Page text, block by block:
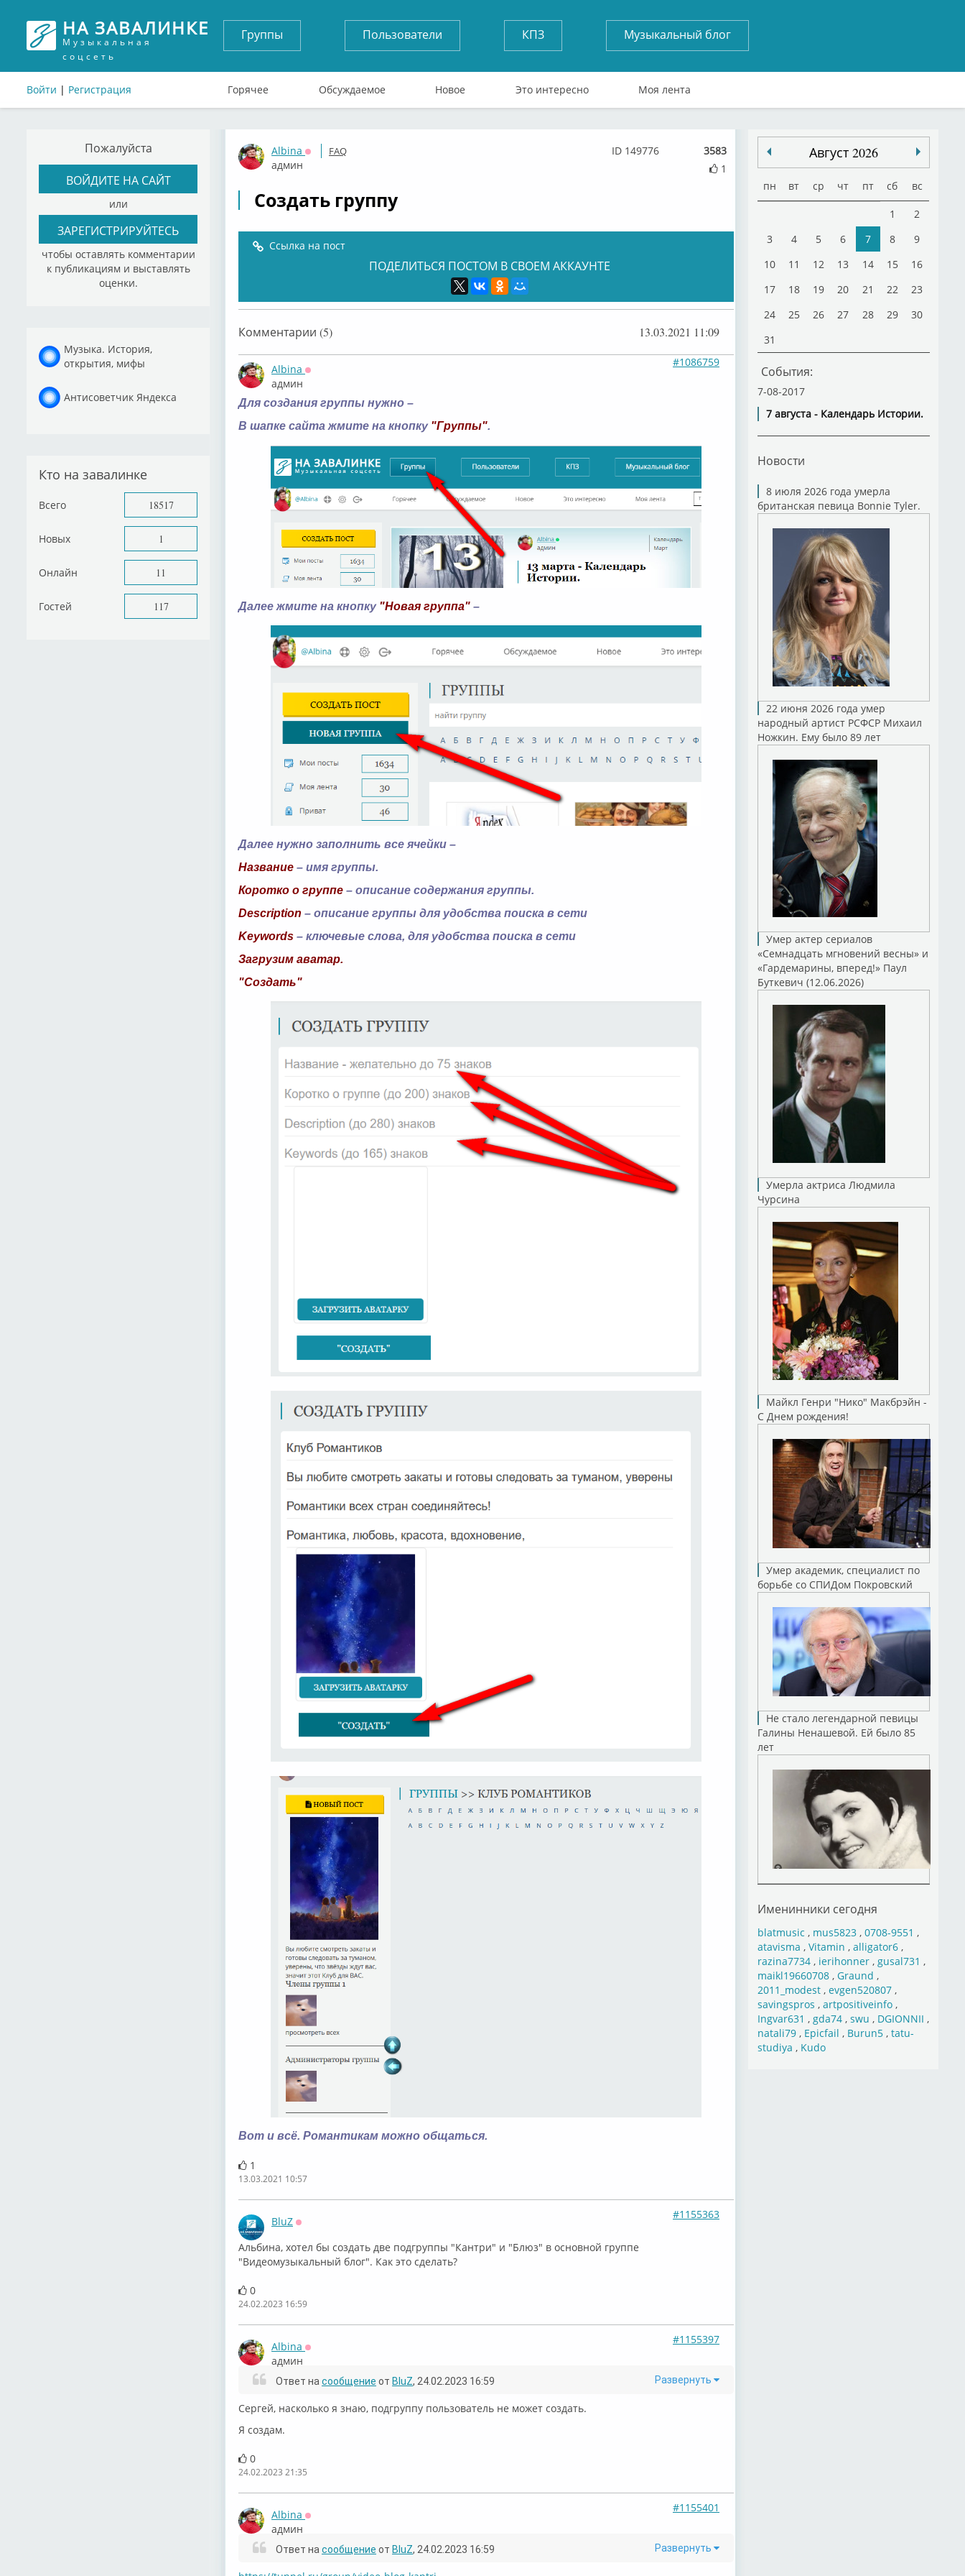
НА ЗАВАЛИНКЕ
Музыкальная
соцсеть
Войти | Регистрация
Группы Пользователи КПЗ Музыкальный блог
Горячее Обсуждаемое Новое Это интересно Моя лента
Пожалуйста
ВОЙДИТЕ НА САЙТ
или
ЗАРЕГИСТРИРУЙТЕСЬ
чтобы оставлять комментарии
к публикациям и выставлять
оценки.
Музыка. История,
открытия, мифы
Антисоветчик Яндекса
Кто на завалинке
Всего 18517
Новых 1
Онлайн 11
Гостей 117
Albina
Оффлайн
админ
FAQ
3583
1
ID 149776
Создать группу
Ссылка на пост
ПОДЕЛИТЬСЯ ПОСТОМ В СВОЕМ АККАУНТЕ
Комментарии (5) 13.03.2021 11:09
Albina
админ
#1086759
Для создания группы нужно –
В шапке сайта жмите на кнопку "Группы".
Далее жмите на кнопку "Новая группа" –
Далее нужно заполнить все ячейки –
Название – имя группы.
Коротко о группе – описание содержания группы.
Description – описание группы для удобства поиска в сети
Keywords – ключевые слова, для удобства поиска в сети
Загрузим аватар.
"Создать"
Вот и всё. Романтикам можно общаться.
1
13.03.2021 10:57
BluZ
#1155363
Альбина, хотел бы создать две подгруппы "Кантри" и "Блюз" в основной группе
"Видеомузыкальный блог". Как это сделать?
0
24.02.2023 16:59
Albina
админ
#1155397
Развернуть
Ответ на сообщение от BluZ, 24.02.2023 16:59
Сергей, насколько я знаю, подгруппу пользователь не может создать.
Я создам.
0
24.02.2023 21:35
Albina
админ
#1155401
Развернуть
Ответ на сообщение от BluZ, 24.02.2023 16:59
Август 2026
пн вт ср чт пт сб вс
1
2
3
4 5 6 7 8
9
10
11 12 13 14 15
16
17
18 19 20 21 22
23
24
25 26 27 28 29
30
31
События:
7-08-2017
7 августа - Календарь Истории.
Новости
8 июля 2026 года умерла
британская певица Bonnie Tyler.
22 июня 2026 года умер
народный артист РСФСР Михаил
Ножкин. Ему было 89 лет
Умер актер сериалов
«Семнадцать мгновений весны» и
«Гардемарины, вперед!» Паул
Буткевич (12.06.2026)
Умерла актриса Людмила
Чурсина
Майкл Генри "Нико" Макбрэйн -
С Днем рождения!
Умер академик, специалист по
борьбе со СПИДом Покровский
Не стало легендарной певицы
Галины Ненашевой. Ей было 85
лет
Именинники сегодня
blatmusic , mus5823, 0708-9551 ,
atavisma , Vitamin , alligator6,
razina7734, ierihonner, gusal731 ,
maikl19660708, Graund ,
2011_modest, evgen520807,
savingspros , artpositiveinfo,
Ingvar631 , gda74, swu , DGIONNII ,
natali79, Epicfail , Burun5, tatu-
studiya , Kudo